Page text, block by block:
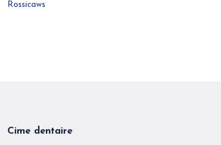
Rossicaws
Cime dentaire